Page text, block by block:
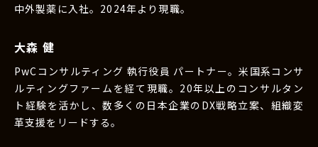
中外製薬に入社。2024年より現職。
大森 健
PwCコンサルティング 執行役員 パートナー。米国系コンサ
ルティングファームを経て現職。20年以上のコンサルタン
ト経験を活かし、数多くの日本企業のDX戦略立案、組織変
革支援をリードする。